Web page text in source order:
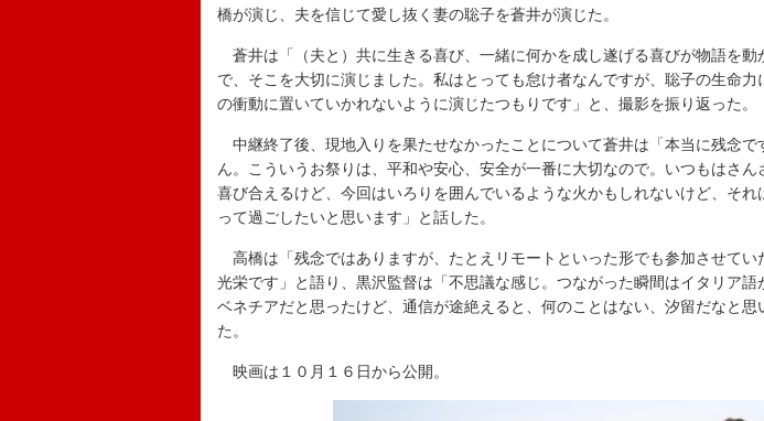
橋が演じ、夫を信じて愛し抜く妻の聡子を蒼井が演じた。
蒼井は「（夫と）共に生きる喜び、一緒に何かを成し遂げる喜びが物語を動
で、そこを大切に演じました。私はとっても怠け者なんですが、聡子の生命力
の衝動に置いていかれないように演じたつもりです」と、撮影を振り返った。
中継終了後、現地入りを果たせなかったことについて蒼井は「本当に残念で
ん。こういうお祭りは、平和や安心、安全が一番に大切なので。いつもはさ
喜び合えるけど、今回はいろりを囲んでいるような火かもしれないけど、それ
って過ごしたいと思います」と話した。
高橋は「残念ではありますが、たとえリモートといった形でも参加させてい
光栄です」と語り、黒沢監督は「不思議な感じ。つながった瞬間はイタリア語
ベネチアだと思ったけど、通信が途絶えると、何のことはない、汐留だなと思
た。
映画は１０月１６日から公開。